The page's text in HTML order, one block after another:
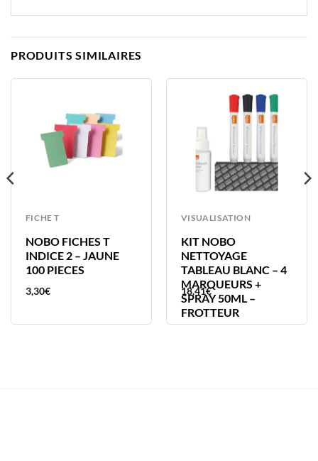
PRODUITS SIMILAIRES
FICHE T
NOBO FICHES T
INDICE 2 – JAUNE
100 PIECES
3,30€
VISUALISATION
KIT NOBO
NETTOYAGE
TABLEAU BLANC – 4
MARQUEURS +
SPRAY 50ML –
FROTTEUR
18,41€